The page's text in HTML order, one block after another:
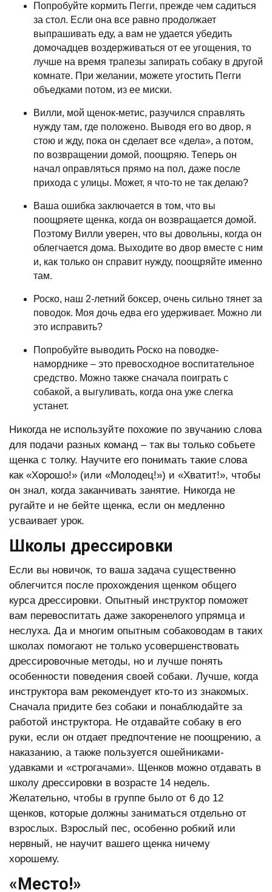
Попробуйте кормить Пегги, прежде чем садиться
за стол. Если она все равно продолжает
выпрашивать еду, а вам не удается убедить
домочадцев воздерживаться от ее угощения, то
лучше на время трапезы запирать собаку в другой
комнате. При желании, можете угостить Пегги
объедками потом, из ее миски.
Вилли, мой щенок-метис, разучился справлять
нужду там, где положено. Выводя его во двор, я
стою и жду, пока он сделает все «дела», а потом,
по возвращении домой, поощряю. Теперь он
начал оправляться прямо на пол, даже после
прихода с улицы. Может, я что-то не так делаю?
Ваша ошибка заключается в том, что вы
поощряете щенка, когда он возвращается домой.
Поэтому Вилли уверен, что вы довольны, когда он
облегчается дома. Выходите во двор вместе с ним
и, как только он справит нужду, поощряйте именно
там.
Роско, наш 2-летний боксер, очень сильно тянет за
поводок. Моя дочь едва его удерживает. Можно ли
это исправить?
Попробуйте выводить Роско на поводке-
наморднике – это превосходное воспитательное
средство. Можно также сначала поиграть с
собакой, а выгуливать, когда она уже слегка
устанет.
Никогда не используйте похожие по звучанию слова
для подачи разных команд – так вы только собьете
щенка с толку. Научите его понимать такие слова
как «Хорошо!» (или «Молодец!») и «Хватит!», чтобы
он знал, когда заканчивать занятие. Никогда не
ругайте и не бейте щенка, если он медленно
усваивает урок.
Школы дрессировки
Если вы новичок, то ваша задача существенно
облегчится после прохождения щенком общего
курса дрессировки. Опытный инструктор поможет
вам перевоспитать даже закоренелого упрямца и
неслуха. Да и многим опытным собаководам в таких
школах помогают не только усовершенствовать
дрессировочные методы, но и лучше понять
особенности поведения своей собаки. Лучше, когда
инструктора вам рекомендует кто-то из знакомых.
Сначала придите без собаки и понаблюдайте за
работой инструктора. Не отдавайте собаку в его
руки, если он отдает предпочтение не поощрению, а
наказанию, а также пользуется ошейниками-
удавками и «строгачами». Щенков можно отдавать в
школу дрессировки в возрасте 14 недель.
Желательно, чтобы в группе было от 6 до 12
щенков, которые должны заниматься отдельно от
взрослых. Взрослый пес, особенно робкий или
нервный, не научит вашего щенка ничему
хорошему.
«Место!»